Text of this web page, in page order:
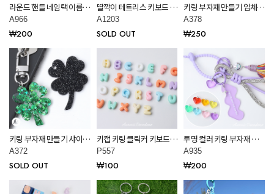
라운드 핸들 네임택 이름표
네임키링 DIY 키링 부자재
만들기 공예 재료 A966
A966
₩200
딸깍이 테트리스 키보드 클
릭커 스트레스 해소 키링
부자재 장난감 3종 A1203
A1203
SOLD OUT
키링 부자재 만들기 입체
아크릴 바다 동물 거북이
펜던트 재료 A378
A378
₩250
키링 부자재 만들기 샤이닝
네잎 클로버 아크릴 펜던트
재료 A372
A372
SOLD OUT
키캡 키링 클릭커 키보드
키링용 DIY 미니 알파벳 컬
러 이니셜 데코덴 재료
P557
P557
₩100
투명 컬러 키링 부자재 통
통 하트 펜던트 A935
A935
₩200